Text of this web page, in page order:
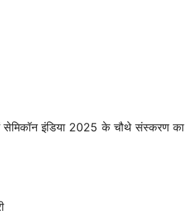
सेमिकॉन इंडिया 2025 के चौथे संस्करण का